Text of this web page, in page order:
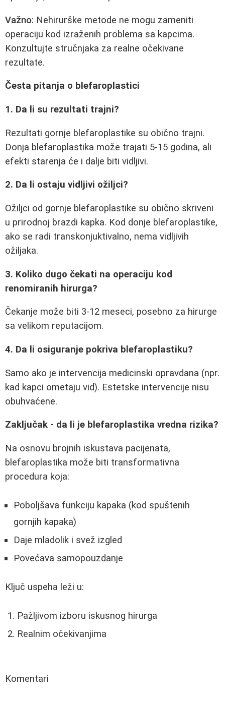
Važno: Nehirurške metode ne mogu zameniti
operaciju kod izraženih problema sa kapcima.
Konzultujte stručnjaka za realne očekivane
rezultate.
Česta pitanja o blefaroplastici
1. Da li su rezultati trajni?
Rezultati gornje blefaroplastike su obično trajni.
Donja blefaroplastika može trajati 5-15 godina, ali
efekti starenja će i dalje biti vidljivi.
2. Da li ostaju vidljivi ožiljci?
Ožiljci od gornje blefaroplastike su obično skriveni
u prirodnoj brazdi kapka. Kod donje blefaroplastike,
ako se radi transkonjuktivalno, nema vidljivih
ožiljaka.
3. Koliko dugo čekati na operaciju kod
renomiranih hirurga?
Čekanje može biti 3-12 meseci, posebno za hirurge
sa velikom reputacijom.
4. Da li osiguranje pokriva blefaroplastiku?
Samo ako je intervencija medicinski opravdana (npr.
kad kapci ometaju vid). Estetske intervencije nisu
obuhvaćene.
Zaključak - da li je blefaroplastika vredna rizika?
Na osnovu brojnih iskustava pacijenata,
blefaroplastika može biti transformativna
procedura koja:
Poboljšava funkciju kapaka (kod spuštenih
gornjih kapaka)
Daje mladolik i svež izgled
Povećava samopouzdanje
Ključ uspeha leži u:
Pažljivom izboru iskusnog hirurga
Realnim očekivanjima
Komentari